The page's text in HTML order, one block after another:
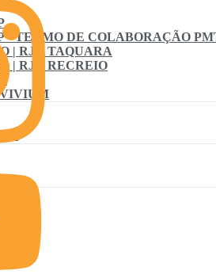
• TERMO DE COLABORAÇÃO
| RJ – TAQUARA
| RJ – RECREIO